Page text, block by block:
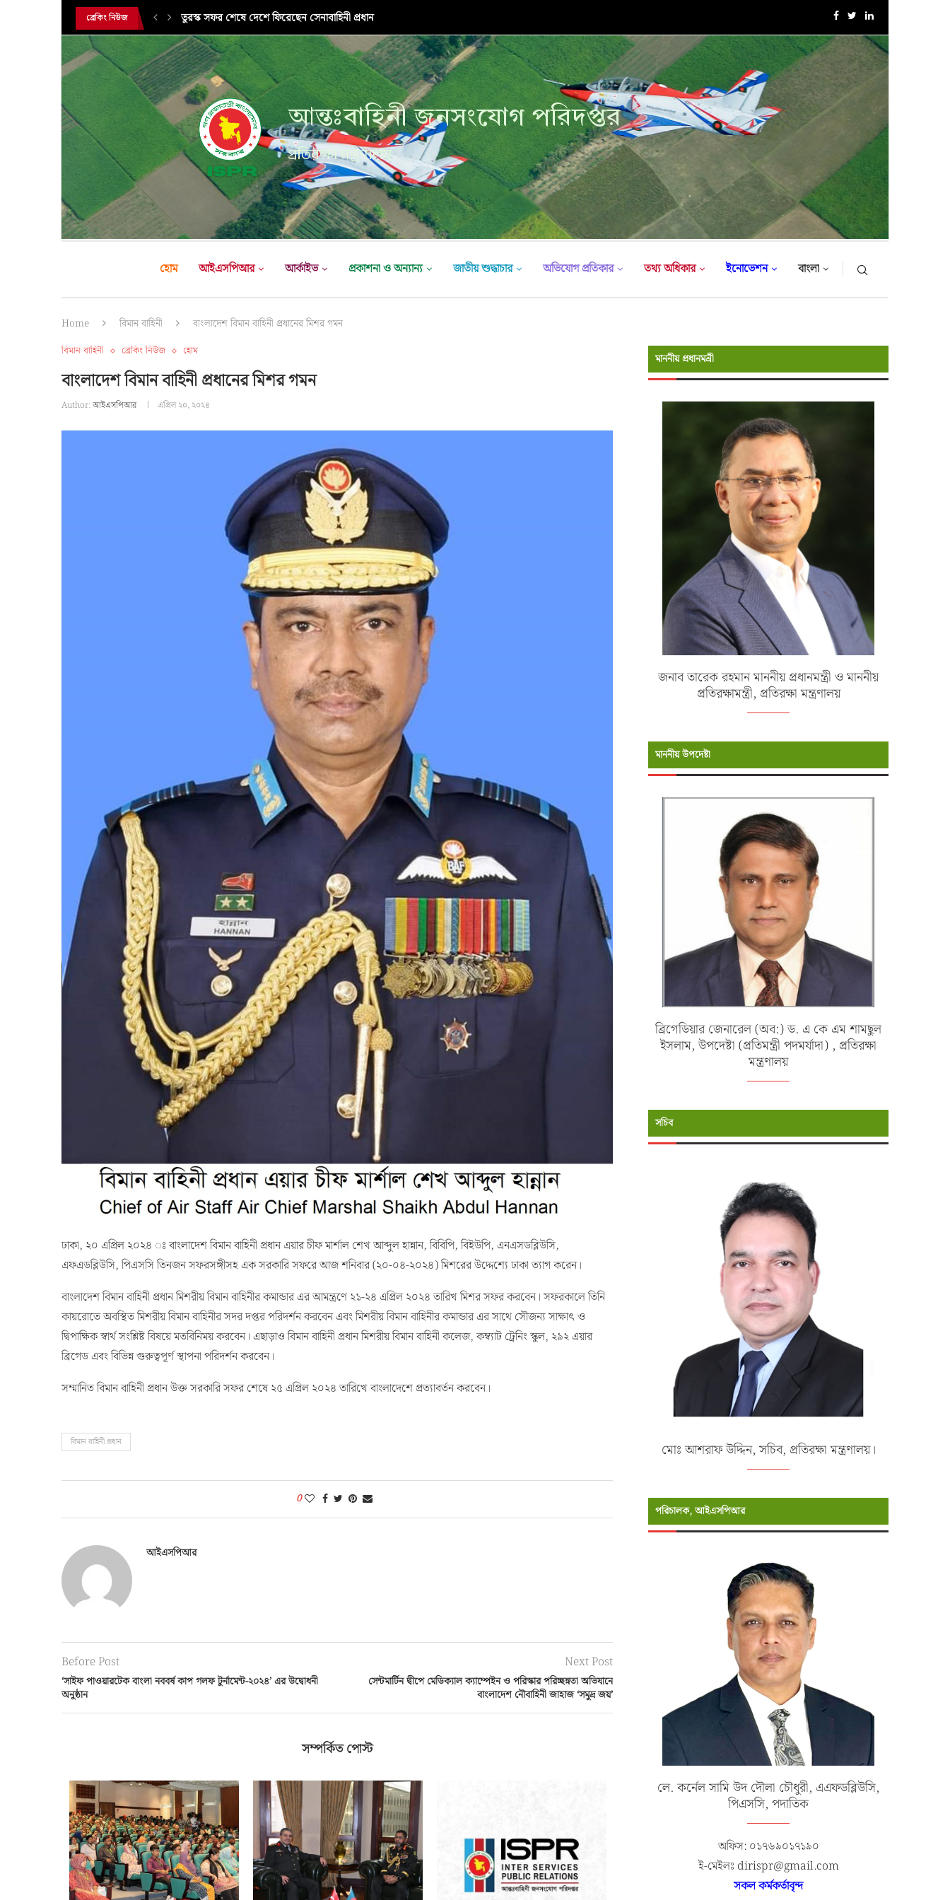
ব্রেকিং নিউজ সরকারি সফরে তুরস্ক গমন করলেন সেনাবাহিনী প্রধান এক্সারসাইজ টাইগার লাইটনিং-২০২৬ এর উদ্বোধনী অনুষ্ঠান
আন্তঃবাহিনী জনসংযোগ পরিদপ্তর
প্রতিরক্ষা মন্ত্রণালয়
হোম আইএসপিআর আর্কাইভ প্রকাশনা ও অন্যান্য জাতীয় শুদ্ধাচার অভিযোগ প্রতিকার তথ্য অধিকার ইনোভেশন বাংলা
Home বিমান বাহিনী বাংলাদেশ বিমান বাহিনী প্রধানের মিশর গমন
বিমান বাহিনী ব্রেকিং নিউজ হোম
বাংলাদেশ বিমান বাহিনী প্রধানের মিশর গমন
Author:আইএসপিআর এপ্রিল ২০, ২০২৪
ঢাকা, ২০ এপ্রিল ২০২৪ ঃ বাংলাদেশ বিমান বাহিনী প্রধান এয়ার চীফ মার্শাল শেখ আব্দুল হান্নান, বিবিপি, বিইউপি, এনএসডব্লিউসি,
এফএডব্লিউসি, পিএসসি তিনজন সফরসঙ্গীসহ এক সরকারি সফরে আজ শনিবার (২০-০৪-২০২৪) মিশরের উদ্দেশ্যে ঢাকা ত্যাগ করেন।
বাংলাদেশ বিমান বাহিনী প্রধান মিশরীয় বিমান বাহিনীর কমান্ডার এর আমন্ত্রণে ২১-২৪ এপ্রিল ২০২৪ তারিখ মিশর সফর করবেন। সফরকালে তিনি
কায়রোতে অবস্থিত মিশরীয় বিমান বাহিনীর সদর দপ্তর পরিদর্শন করবেন এবং মিশরীয় বিমান বাহিনীর কমান্ডার এর সাথে সৌজন্য সাক্ষাৎ ও
দ্বিপাক্ষিক স্বার্থ সংশ্লিষ্ট বিষয়ে মতবিনিময় করবেন। এছাড়াও বিমান বাহিনী প্রধান মিশরীয় বিমান বাহিনী কলেজ, কম্ব্যাট ট্রেনিং স্কুল, ২৯২ এয়ার
ব্রিগেড এবং বিভিন্ন গুরুত্বপূর্ণ স্থাপনা পরিদর্শন করবেন।
সম্মানিত বিমান বাহিনী প্রধান উক্ত সরকারি সফর শেষে ২৫ এপ্রিল ২০২৪ তারিখে বাংলাদেশে প্রত্যাবর্তন করবেন।
বিমান বাহিনী প্রধান
0
আইএসপিআর
Before Post
‘সাইফ পাওয়ারটেক বাংলা নববর্ষ কাপ গলফ টুর্নামেন্ট-২০২৪’ এর উদ্বোধনী
অনুষ্ঠান
Next Post
সেন্টমার্টিন দ্বীপে মেডিক্যাল ক্যাম্পেইন ও পরিস্কার পরিচ্ছন্নতা অভিযানে
বাংলাদেশ নৌবাহিনী জাহাজ ‘সমুদ্র জয়’
সম্পর্কিত পোস্ট
মাননীয় প্রধানমন্রী
জনাব তারেক রহমান মাননীয় প্রধানমন্ত্রী ও মাননীয়
প্রতিরক্ষামন্ত্রী, প্রতিরক্ষা মন্ত্রণালয়
মাননীয় উপদেষ্টা
ব্রিগেডিয়ার জেনারেল (অব:) ড. এ কে এম শামছুল
ইসলাম, উপদেষ্টা (প্রতিমন্ত্রী পদমর্যাদা) , প্রতিরক্ষা
মন্ত্রণালয়
সচিব
মোঃ আশরাফ উদ্দিন, সচিব, প্রতিরক্ষা মন্ত্রণালয়।
পরিচালক, আইএসপিআর
লে. কর্নেল সামি উদ দৌলা চৌধুরী, এএফডব্লিউসি,
পিএসসি, পদাতিক
অফিস: ০১৭৬৯০১৭১৯০
ই-মেইলঃ dirispr@gmail.com
সকল কর্মকর্তাবৃন্দ